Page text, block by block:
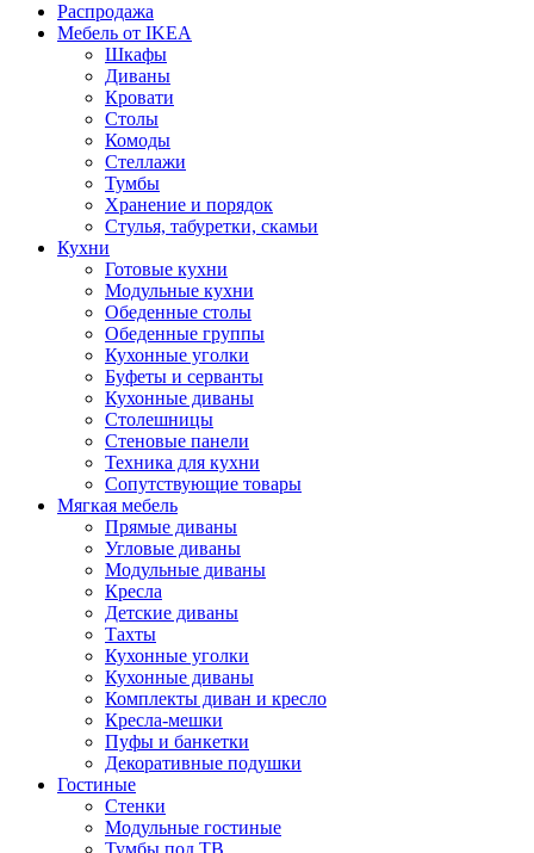
Распродажа
Мебель от IKEA
Шкафы
Диваны
Кровати
Столы
Комоды
Стеллажи
Тумбы
Хранение и порядок
Стулья, табуретки, скамьи
Кухни
Готовые кухни
Модульные кухни
Обеденные столы
Обеденные группы
Кухонные уголки
Буфеты и серванты
Кухонные диваны
Столешницы
Стеновые панели
Техника для кухни
Сопутствующие товары
Мягкая мебель
Прямые диваны
Угловые диваны
Модульные диваны
Кресла
Детские диваны
Тахты
Кухонные уголки
Кухонные диваны
Комплекты диван и кресло
Кресла-мешки
Пуфы и банкетки
Декоративные подушки
Гостиные
Стенки
Модульные гостиные